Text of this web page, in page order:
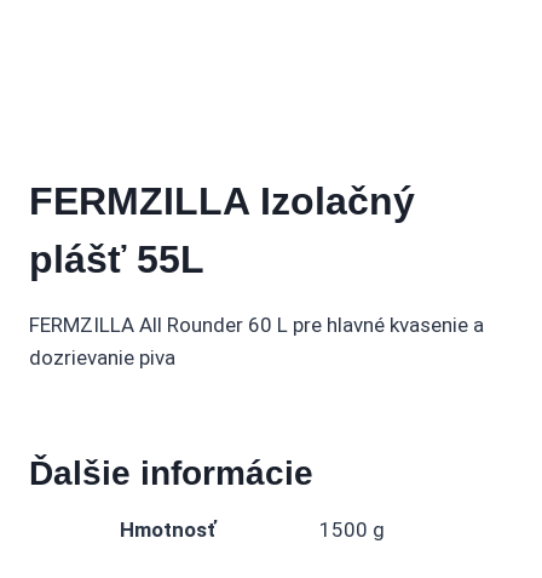
FERMZILLA Izolačný
plášť 55L
FERMZILLA All Rounder 60 L pre hlavné kvasenie a
dozrievanie piva
Ďalšie informácie
Hmotnosť 1500 g